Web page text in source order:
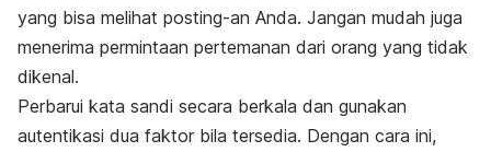
yang bisa melihat posting-an Anda. Jangan mudah juga
menerima permintaan pertemanan dari orang yang tidak
dikenal.
Perbarui kata sandi secara berkala dan gunakan
autentikasi dua faktor bila tersedia. Dengan cara ini,